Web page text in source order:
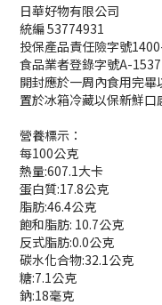
日華好物有限公司
統編 53774931
投保產品責任險字號
食品業者登錄字號A-
開封應於一周內食用完
置於冰箱冷藏以保新鮮口
營養標示：
每100公克
熱量:607.1大卡
蛋白質:17.8公克
脂肪:46.4公克
飽和脂肪: 10.7公克
反式脂肪:0.0公克
碳水化合物:32.1公克
糖:7.1公克
鈉:18毫克